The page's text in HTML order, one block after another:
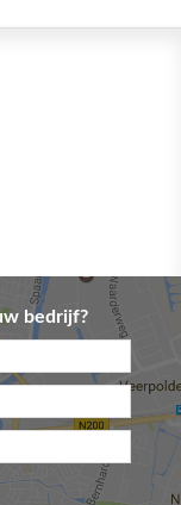
bedrijf?